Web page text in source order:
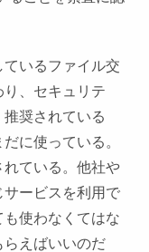
いるファイル交
、セキュリテ
奨されている
に使っている。
ている。他社や
ービスを利用で
使わなくてはな
らえばいいのだ